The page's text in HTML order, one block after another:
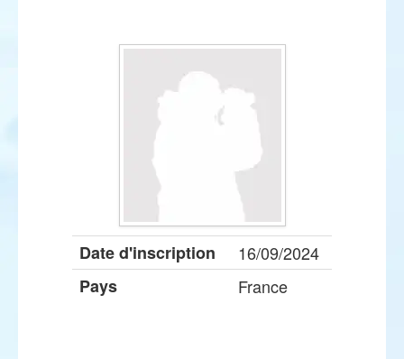
Date d'inscription
16/09/2024
Pays
France